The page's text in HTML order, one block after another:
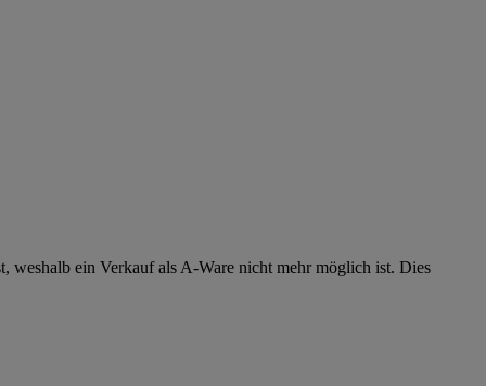
weshalb ein Verkauf als A-Ware nicht mehr möglich ist. Dies